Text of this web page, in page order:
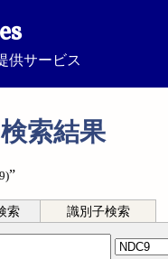
供サービス
索結果
”
索 識別子検索